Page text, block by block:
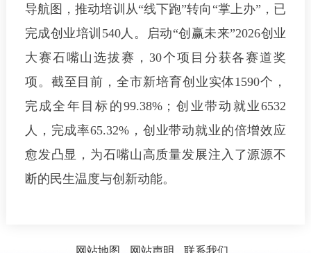
导航图，推动培训从“线下跑”转向“掌上办”，已
完成创业培训540人。启动“创赢未来”2026创业
大赛石嘴山选拔赛，30个项目分获各赛道奖
项。截至目前，全市新培育创业实体1590个，
完成全年目标的99.38%；创业带动就业6532
人，完成率65.32%，创业带动就业的倍增效应
愈发凸显，为石嘴山高质量发展注入了源源不
断的民生温度与创新动能。